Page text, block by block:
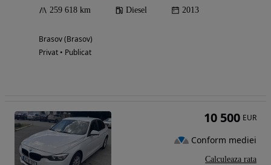
259 618 km Diesel 2013
Brasov (Brasov)
Privat • Publicat
10 500 EUR
Conform mediei
Calculeaza rata